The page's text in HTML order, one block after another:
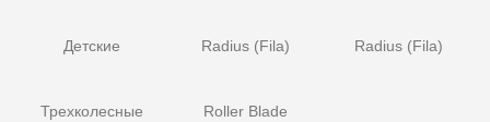
Детские
Трехколесные
Radius (Fila)
Roller Blade
Radius (Fila)